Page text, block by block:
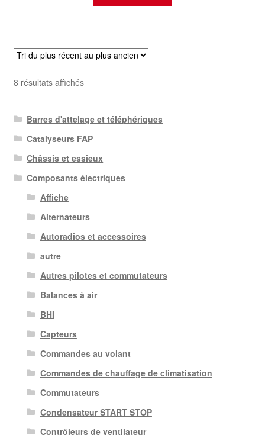
8 résultats affichésTrié
récent
au
plus
ancien
Barres d'attelage et téléphériques
Catalyseurs FAP
Châssis et essieux
Composants électriques
Affiche
Alternateurs
Autoradios et accessoires
autre
Autres pilotes et commutateurs
Balances à air
BHI
Capteurs
Commandes au volant
Commandes de chauffage de climatisation
Commutateurs
Condensateur START STOP
Contrôleurs de ventilateur